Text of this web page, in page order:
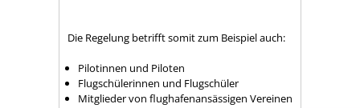
Die Regelung betrifft somit zum Beispiel auch:
Pilotinnen und Piloten
Flugschülerinnen und Flugschüler
Mitglieder von flughafenansässigen Vereinen